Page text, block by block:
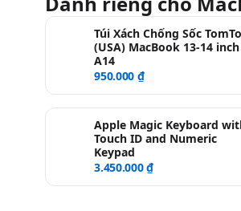
Túi Xách Chống Sốc
(USA) MacBook 13-14 inch
A14
950.000 ₫
Apple Magic Keyboard
Touch ID and Numeric
Keypad
3.450.000 ₫